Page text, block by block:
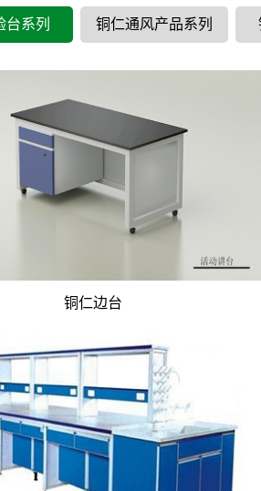
台系列 铜仁通风产品系列
铜仁边台